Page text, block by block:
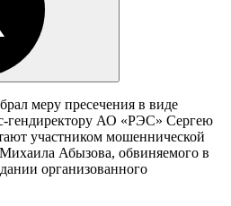
меру пресечения в виде
гендиректору АО «РЭС» Сергею
участником мошеннической
Абызова, обвиняемого в
организованного